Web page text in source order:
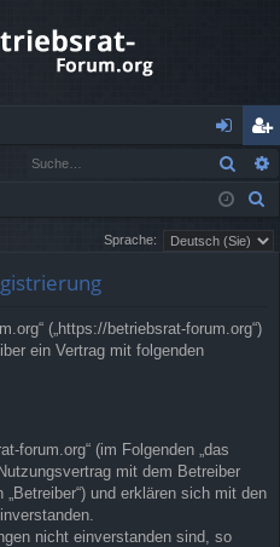
n
m
el
n
eg
ist
rie
n
c
Sprache:
(„https://betriebsrat-forum.org“)
ein Vertrag mit folgenden
forum.org“ (im Folgenden „das
mit dem Betreiber
und erklären sich mit den
nicht einverstanden sind, so